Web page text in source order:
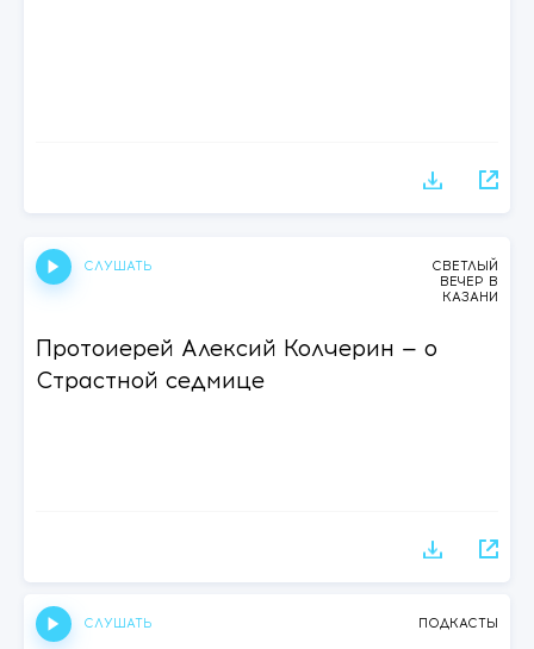
СЛУШАТЬ
СВЕТЛЫЙ
ВЕЧЕР В
КАЗАНИ
Протоиерей Алексий Колчерин — о
Страстной седмице
СЛУШАТЬ ПОДКАСТЫ